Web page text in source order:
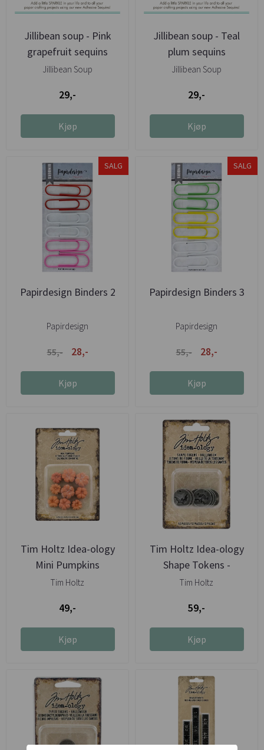
Jillibean soup - Pink
grapefruit sequins
Jillibean Soup
29,-
Kjøp
Jillibean soup - Teal
plum sequins
Jillibean Soup
29,-
Kjøp
SALG
Papirdesign Binders 2
Papirdesign
55,- 28,-
Kjøp
SALG
Papirdesign Binders 3
Papirdesign
55,- 28,-
Kjøp
Tim Holtz Idea-ology
Mini Pumpkins
Tim Holtz
49,-
Kjøp
Tim Holtz Idea-ology
Shape Tokens -
Halloween
Tim Holtz
59,-
Kjøp